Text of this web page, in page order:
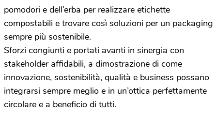
pomodori e dell’erba per realizzare etichette
compostabili e trovare così soluzioni per un packaging
sempre più sostenibile.
Sforzi congiunti e portati avanti in sinergia con
stakeholder affidabili, a dimostrazione di come
innovazione, sostenibilità, qualità e business possano
integrarsi sempre meglio e in un’ottica perfettamente
circolare e a beneficio di tutti.